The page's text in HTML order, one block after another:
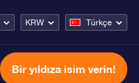
KRW Türkçe
Bir yıldıza isim verin!